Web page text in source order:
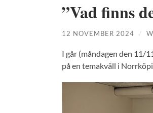
”Vad finns
12 NOVEMBER 2024 /
I går (måndagen den 11/
på en temakväll i